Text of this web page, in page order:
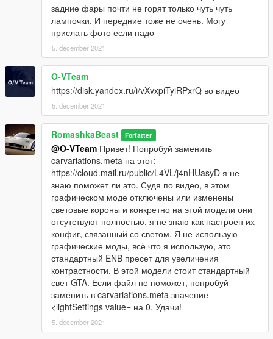
задние фары почти не горят только чуть чуть
лампочки. И передние тоже не очень. Могу
прислать фото если надо
5. december 2021
O-VTeam
https://disk.yandex.ru/i/vXvxpiTyiRPxrQ во видео
5. december 2021
RomashkaBeast Forfatter
@O-VTeam Привет! Попробуй заменить
carvariations.meta на этот:
https://cloud.mail.ru/public/L4VL/j4nHUasyD я не
знаю поможет ли это. Судя по видео, в этом
графическом моде отключены или изменены
световые короны и конкретно на этой модели они
отсутствуют полностью, я не знаю как настроен их
конфиг, связанный со светом. Я не использую
графические моды, всё что я использую, это
стандартный ENB пресет для увеличения
контрастности. В этой модели стоит стандартный
свет GTA. Если файл не поможет, попробуй
заменить в carvariations.meta значение
<lightSettings value= на 0. Удачи!
5. december 2021